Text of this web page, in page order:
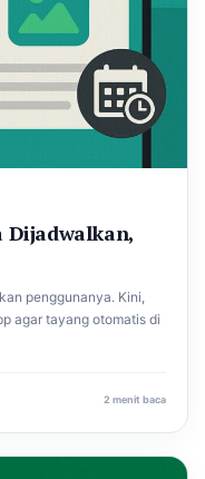
Dijadwalkan,
penggunanya. Kini,
agar tayang otomatis di
2 menit baca